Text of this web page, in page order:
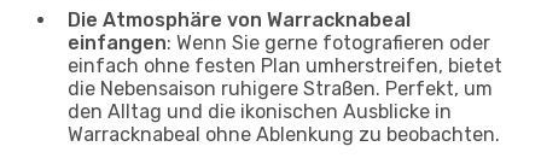
Die Atmosphäre von Warracknabeal
einfangen: Wenn Sie gerne fotografieren oder
einfach ohne festen Plan umherstreifen, bietet
die Nebensaison ruhigere Straßen. Perfekt, um
den Alltag und die ikonischen Ausblicke in
Warracknabeal ohne Ablenkung zu beobachten.